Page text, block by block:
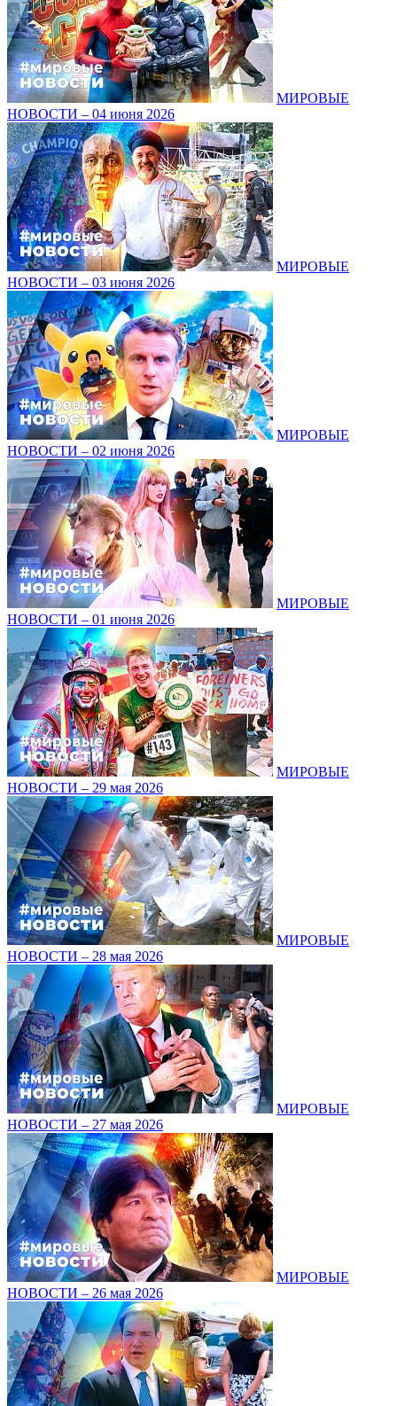
МИРОВЫЕ
НОВОСТИ – 04 июня 2026
МИРОВЫЕ
НОВОСТИ – 03 июня 2026
МИРОВЫЕ
НОВОСТИ – 02 июня 2026
МИРОВЫЕ
НОВОСТИ – 01 июня 2026
МИРОВЫЕ
НОВОСТИ – 29 мая 2026
МИРОВЫЕ
НОВОСТИ – 28 мая 2026
МИРОВЫЕ
НОВОСТИ – 27 мая 2026
МИРОВЫЕ
НОВОСТИ – 26 мая 2026